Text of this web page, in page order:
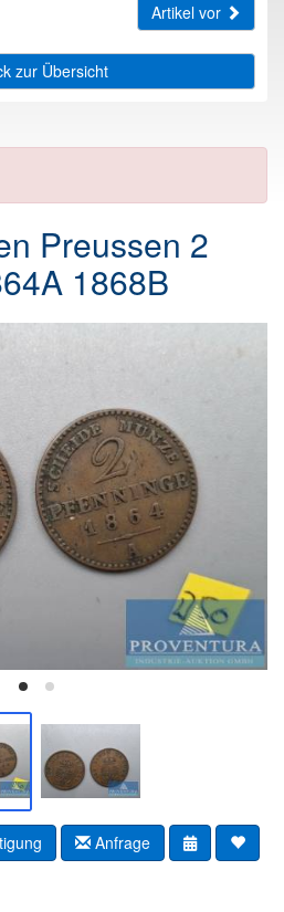
Artikel vor
zur Übersicht
Preussen 2
1868B
Anfrage